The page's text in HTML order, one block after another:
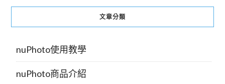
文章分類
nuPhoto使用教學
nuPhoto商品介紹